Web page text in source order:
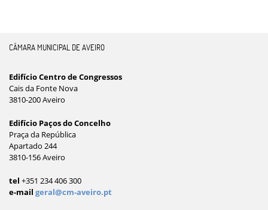
CÂMARA MUNICIPAL DE AVEIRO
Edifício Centro de Congressos
Cais da Fonte Nova
3810-200 Aveiro
Edifício Paços do Concelho
Praça da República
Apartado 244
3810-156 Aveiro
tel +351 234 406 300
e-mail geral@cm-aveiro.pt